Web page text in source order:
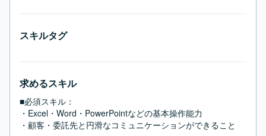
スキルタグ
求めるスキル
■必須スキル：
・Excel・Word・PowerPointなどの基本操作能力
・顧客・委託先と円滑なコミュニケーションができること